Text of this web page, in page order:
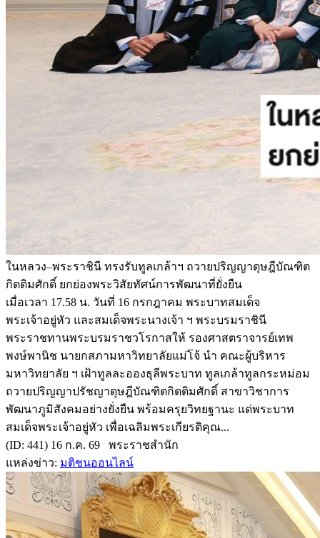
ในหลวง–พระราชินี ทรงรับทูลเกล้าฯ ถวายปริญญาดุษฎีบัณฑิต
กิตติมศักดิ์ ยกย่องพระวิสัยทัศน์การพัฒนาที่ยั่งยืน
เมื่อเวลา 17.58 น. วันที่ 16 กรกฎาคม พระบาทสมเด็จ
พระเจ้าอยู่หัว และสมเด็จพระนางเจ้า ฯ พระบรมราชินี
พระราชทานพระบรมราชวโรกาสให้ รองศาสตราจารย์เทพ
พงษ์พานิช นายกสภามหาวิทยาลัยแม่โจ้ นำ คณะผู้บริหาร
มหาวิทยาลัย ฯ เฝ้าทูลละอองธุลีพระบาท ทูลเกล้าทูลกระหม่อม
ถวายปริญญาปรัชญาดุษฎีบัณฑิตกิตติมศักดิ์ สาขาวิชาการ
พัฒนาภูมิสังคมอย่างยั่งยืน พร้อมครุยวิทยฐานะ แด่พระบาท
สมเด็จพระเจ้าอยู่หัว เพื่อเฉลิมพระเกียรติคุณ...
(ID: 441) 16 ก.ค. 69 พระราชสำนัก
แหล่งข่าว: มติชนออนไลน์